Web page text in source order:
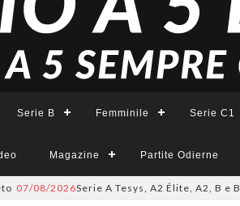
Serie B Femminile Serie C1
Magazine Partite Odierne
Serie A Tesys, A2 Élite, A2, B e B